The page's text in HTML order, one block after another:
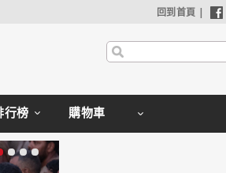
回到首頁 |
行榜 購物車